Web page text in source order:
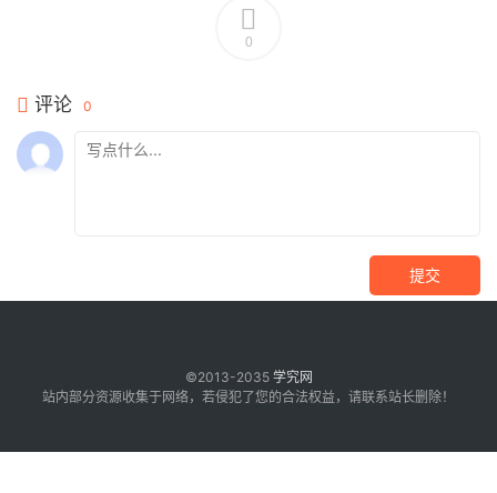
0
评论 0
提交
©2013-2035 学究网
站内部分资源收集于网络，若侵犯了您的合法权益，请联系站长删除！